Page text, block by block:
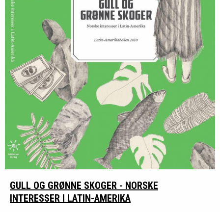
GULL OG GRØNNE SKOGER - NORSKE
INTERESSER I LATIN-AMERIKA